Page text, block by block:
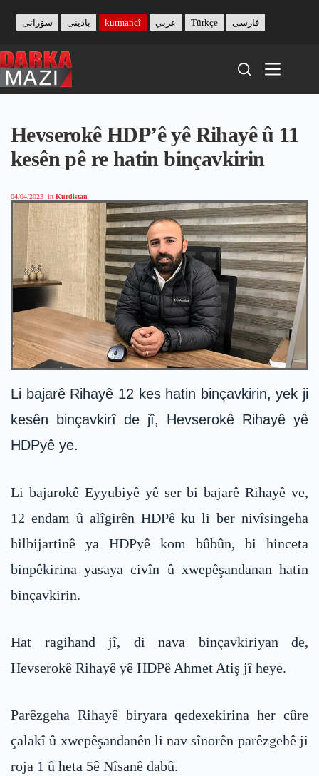
content
بادینی سۆرانی kurmancî عربي Türkçe فارسی
Hevserokê HDP’ê yê Rihayê û 11
kesên pê re hatin binçavkirin
04/04/2023 in Kurdistan
Li bajarê Rihayê 12 kes hatin binçavkirin, yek ji
kesên binçavkirî de jî, Hevserokê Rihayê yê
HDPyê ye.
Li bajarokê Eyyubiyê yê ser bi bajarê Rihayê ve,
12 endam û alîgirên HDPê ku li ber nivîsingeha
hilbijartinê ya HDPyê kom bûbûn, bi hinceta
binpêkirina yasaya civîn û xwepêşandanan hatin
binçavkirin.
Hat ragihand jî, di nava binçavkiriyan de,
Hevserokê Rihayê yê HDPê Ahmet Atiş jî heye.
Parêzgeha Rihayê biryara qedexekirina her cûre
çalakî û xwepêşandanên li nav sînorên parêzgehê ji
roja 1 û heta 5ê Nîsanê dabû.